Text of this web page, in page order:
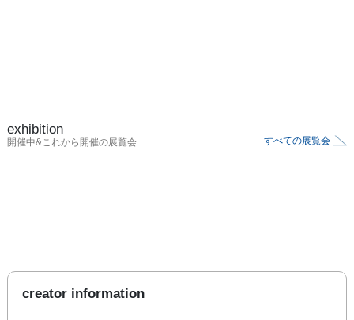
exhibition
開催中&これから開催の展覧会 すべての展覧会
creator information